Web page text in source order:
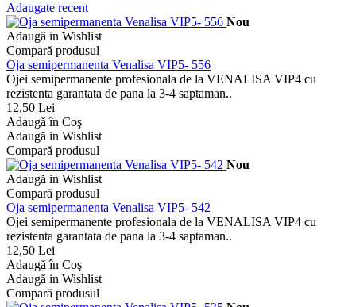
Adaugate recent
Nou
Adaugă in Wishlist
Compară produsul
Oja semipermanenta Venalisa VIP5- 556
Ojei semipermanente profesionala de la VENALISA VIP4 cu
rezistenta garantata de pana la 3-4 saptaman..
12,50 Lei
Adaugă în Coş
Adaugă in Wishlist
Compară produsul
Nou
Adaugă in Wishlist
Compară produsul
Oja semipermanenta Venalisa VIP5- 542
Ojei semipermanente profesionala de la VENALISA VIP4 cu
rezistenta garantata de pana la 3-4 saptaman..
12,50 Lei
Adaugă în Coş
Adaugă in Wishlist
Compară produsul